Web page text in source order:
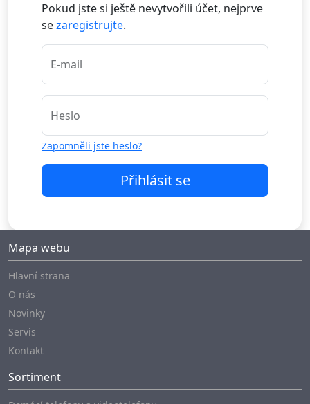
Pokud jste si ještě nevytvořili účet, nejprve
sezaregistrujte.
E-mail
Heslo
Zapomněli jste heslo?
Přihlásit se
Mapa webu
Hlavní strana
O nás
Novinky
Servis
Kontakt
Sortiment